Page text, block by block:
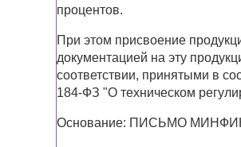
процентов.
При этом присвоение
документацией на эту
соответствии, принятыми в
184-ФЗ "О техническом
Основание: ПИСЬМО